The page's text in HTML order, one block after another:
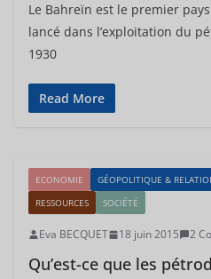
Le Bahreïn est le premier
lancé dans l’exploitation du
1930
Read More
ECONOMIE GÉOPOLITIQUE &
RESSOURCES
SOCIÉTÉ
Eva BECQUET 18 juin 2015 2
Qu’est-ce que les